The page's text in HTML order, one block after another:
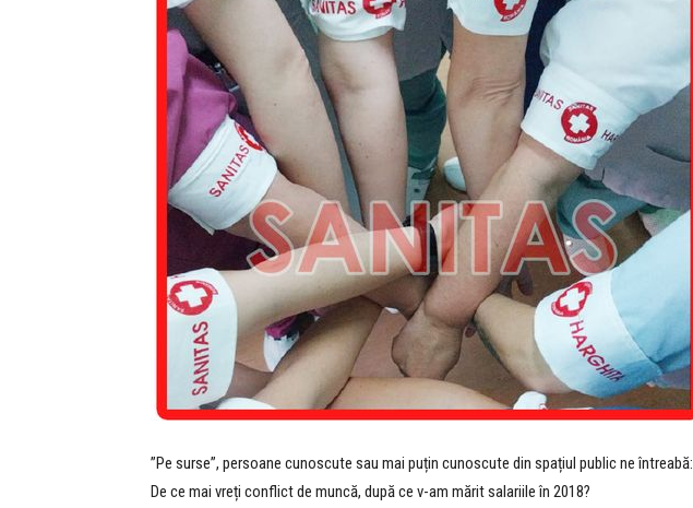
”Pe surse”, persoane cunoscute sau mai puțin cunoscute din spațiul public ne întreabă:
De ce mai vreți conflict de muncă, după ce v-am mărit salariile în 2018?